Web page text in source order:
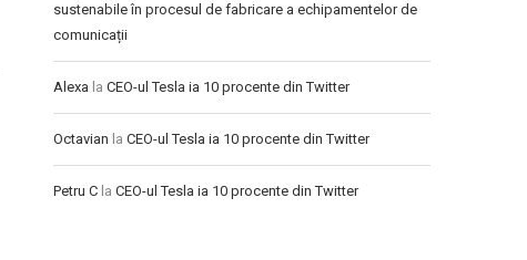
sustenabile în procesul de fabricare a echipamentelor de
comunicații
Alexa la CEO-ul Tesla ia 10 procente din Twitter
Octavian la CEO-ul Tesla ia 10 procente din Twitter
Petru C la CEO-ul Tesla ia 10 procente din Twitter